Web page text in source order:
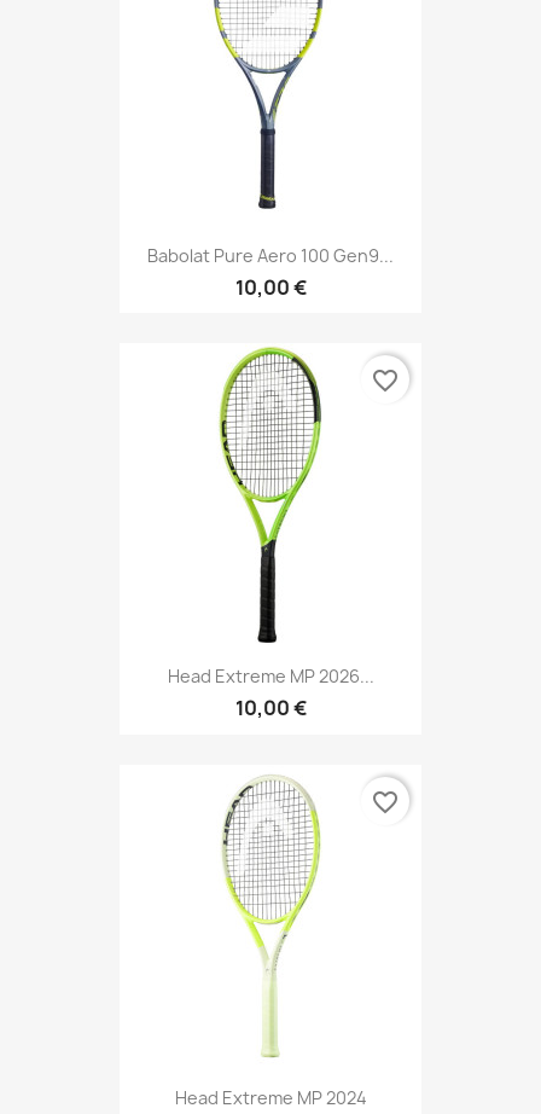
Babolat Pure Aero 100 Gen9...
10,00 €
Head Extreme MP 2026...
10,00 €
favorite_border
Head Extreme MP 2024
favorite_border